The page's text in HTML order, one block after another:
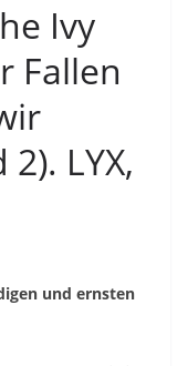
Ivy
Fallen
LYX,
und ernsten